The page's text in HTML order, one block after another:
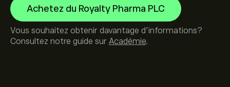
Achetez du Royalty Pharma PLC
Vous souhaitez obtenir davantage d'informations?
Consultez notre guide sur Académie.